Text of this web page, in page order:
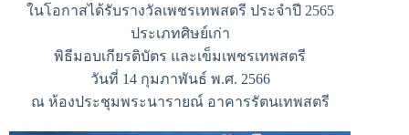
ในโอกาสได้รับรางวัลเพชรเทพสตรี ประจำปี 2565
ประเภทศิษย์เก่า
พิธีมอบเกียรติบัตร และเข็มเพชรเทพสตรี
วันที่ 14 กุมภาพันธ์ พ.ศ. 2566
ณ ห้องประชุมพระนารายณ์ อาคารรัตนเทพสตรี